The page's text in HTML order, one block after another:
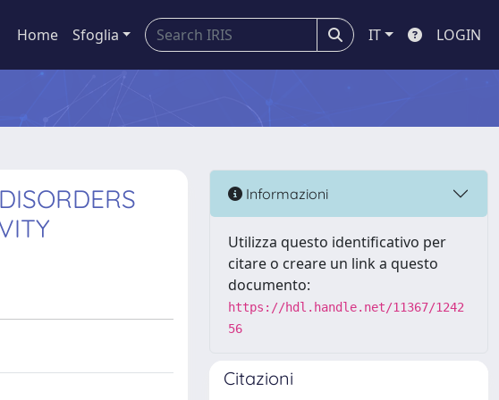
Home Sfoglia IT LOGIN
Informazioni
Utilizza questo identificativo per
citare o creare un link a questo
documento:
https://hdl.handle.net/11367/1242
56
Citazioni